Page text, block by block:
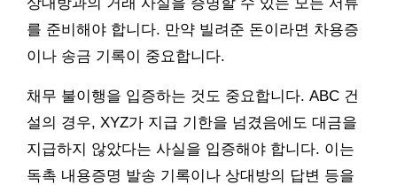
를 준비해야 합니다. 만약 빌려준 돈이라면 차용증
이나 송금 기록이 중요합니다.
채무 불이행을 입증하는 것도 중요합니다. ABC 건
설의 경우, XYZ가 지급 기한을 넘겼음에도 대금을
지급하지 않았다는 사실을 입증해야 합니다. 이는
독촉 내용증명 발송 기록이나 상대방의 답변 등을